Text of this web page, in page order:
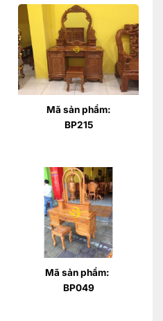
Mã sản phẩm:
BP215
Mã sản phẩm:
BP049